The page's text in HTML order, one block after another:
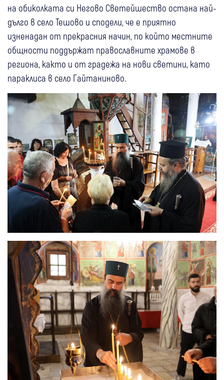
на обиколката си Негово Светейшество остана най-
дълго в село Тешово и сподели, че е приятно
изненадан от прекрасния начин, по който местните
общности поддържат православните храмове в
региона, както и от градежа на нови светини, като
параклиса в село Гайтаниново.